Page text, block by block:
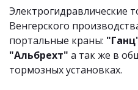
Электрогидравлические
Венгерского
портальные краны:
"Альбрехт" а так же в
тормозных установках.